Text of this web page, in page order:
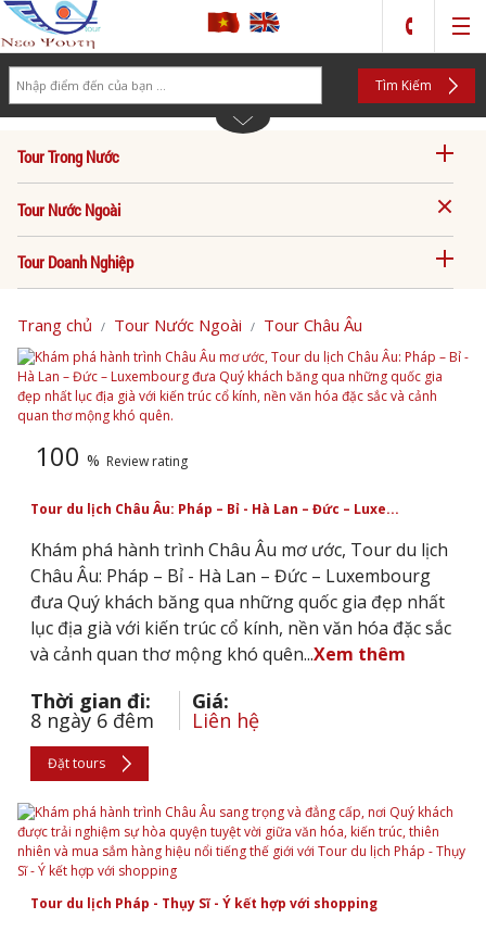
Tìm Kiếm
Tour Trong Nước
Tour Nước Ngoài
Tour Doanh Nghiệp
Trang chủ Tour Nước Ngoài Tour Châu Âu
100 % Review rating
Tour du lịch Châu Âu: Pháp – Bỉ - Hà Lan – Đức – Luxe...
Khám phá hành trình Châu Âu mơ ước, Tour du lịch
Châu Âu: Pháp – Bỉ - Hà Lan – Đức – Luxembourg
đưa Quý khách băng qua những quốc gia đẹp nhất
lục địa già với kiến trúc cổ kính, nền văn hóa đặc sắc
và cảnh quan thơ mộng khó quên...Xem thêm
Thời gian đi:
8 ngày 6 đêm
Giá:
Liên hệ
Đặt tours
Tour du lịch Pháp - Thụy Sĩ - Ý kết hợp với shopping